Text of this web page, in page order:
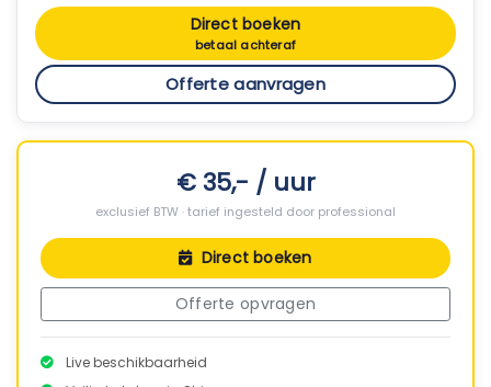
Direct boeken
betaal achteraf
Offerte aanvragen
€ 35,- / uur
exclusief BTW · tarief ingesteld door professional
Direct boeken
Offerte opvragen
Live beschikbaarheid